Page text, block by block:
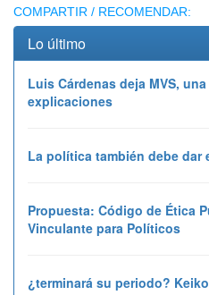
COMPARTIR / RECOMENDAR:
Lo último
Luis Cárdenas deja MVS,
explicaciones
La política también debe dar
Propuesta: Código de Ética
Vinculante para Políticos
¿terminará su periodo?